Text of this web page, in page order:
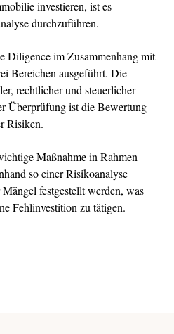
investieren, ist es
durchzuführen.
Diligence im Zusammenhang mit
Bereichen ausgeführt. Die
rechtlicher und steuerlicher
Überprüfung ist die Bewertung
Risiken.
Maßnahme in Rahmen
so einer Risikoanalyse
festgestellt werden, was
Fehlinvestition zu tätigen.